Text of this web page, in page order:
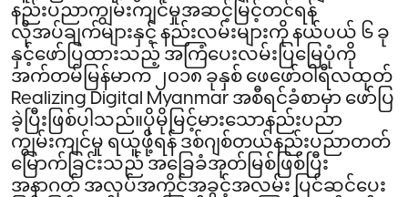
နည်းပညာကျွမ်းကျင်မှုအဆင့်မြင့်တင်ရန်
လိုအပ်ချက်များနှင့် နည်းလမ်းများကို နယ်ပယ် ၆ ခု
နှင့်ဖော်ပြထားသည့် အကြံပေးလမ်းပြမြေပုံကို
အက်တမ်မြန်မာက ၂၀၁၈ ခုနှစ် ဖေဖော်ဝါရီလထုတ်
Realizing Digital Myanmar အစီရင်ခံစာမှာ ဖော်ပြ
ခဲ့ပြီးဖြစ်ပါသည်။ပိုမိုမြင့်မားသောနည်းပညာ
ကျွမ်းကျင်မှု ရယူဖို့ရန် ဒစ်ဂျစ်တယ်နည်းပညာတတ်
မြောက်ခြင်းသည် အခြေခံအုတ်မြစ်ဖြစ်ပြီး
အနာဂတ် အလုပ်အကိုင်အခွင့်အလမ်း ပြင်ဆင်ပေး